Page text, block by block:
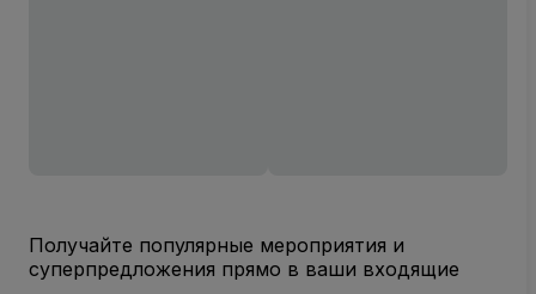
Получайте популярные мероприятия и
суперпредложения прямо в ваши входящие